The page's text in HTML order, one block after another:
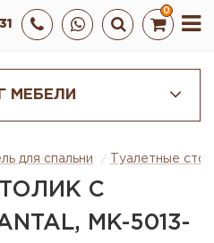
0
МЕБЕЛИ
для спальни Туалетные
С
MK-5013-